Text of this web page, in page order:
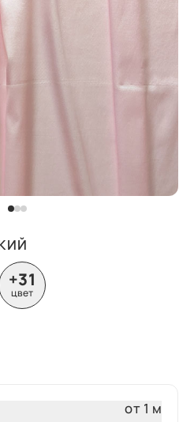
+31
цвет
от 1 м